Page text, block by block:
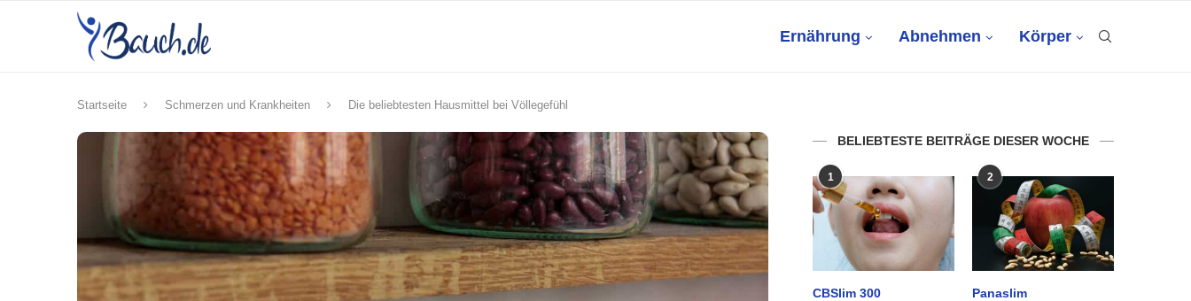
Ernährung Abnehmen Körper
Startseite Schmerzen und Krankheiten Die beliebtesten Hausmittel bei Völlegefühl
BELIEBTESTE BEITRÄGE DIESER WOCHE
1
CBSlim 300
2
Panaslim